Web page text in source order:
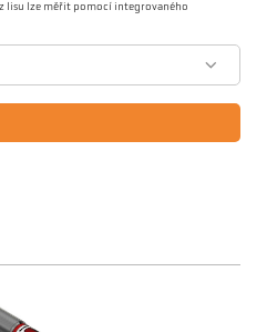
lisu lze měřit pomocí integrovaného